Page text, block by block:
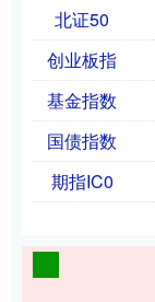
北证50
创业板指
基金指数
国债指数
期指IC0